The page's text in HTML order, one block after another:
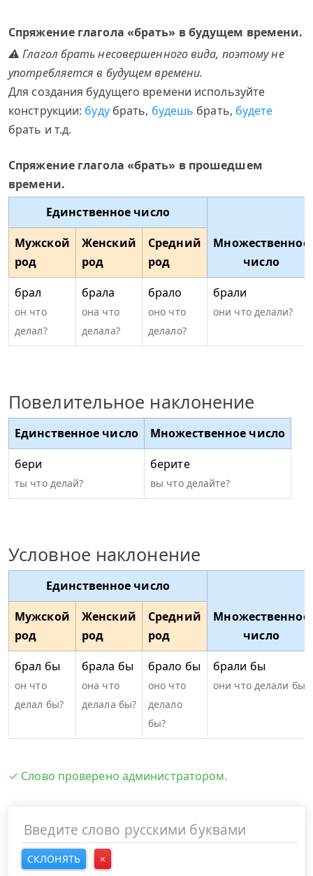
Спряжение глагола «брать» в будущем времени.
⚠ Глагол брать несовершенного вида, поэтому не
употребляется в будущем времени.
Для создания будущего времени используйте
конструкции: будубрать, будешь брать, будете
брать и т.д.
Спряжение глагола «брать» в прошедшем
времени.
Единственное число
Множественное
число
Мужской
род
Женский
род
Средний
род
брал
он что
делал?
брала
она что
делала?
брало
оно что
делало?
брали
они что делали?
Повелительное наклонение
Единственное число
Множественное число
бери
ты что делай?
берите
вы что делайте?
Условное наклонение
Единственное число
Множественное
число
Мужской
род
Женский
род
Средний
род
брал бы
он что
делал бы?
брала бы
она что
делала бы?
брало бы
оно что
делало
бы?
брали бы
они что делали бы?
✓ Слово проверено администратором.
СКЛОНЯТЬ
×